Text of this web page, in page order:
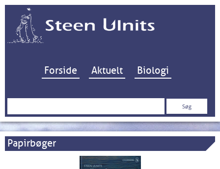
Hop til indhold
Forside Aktuelt Biologi
Søg
Papirbøger